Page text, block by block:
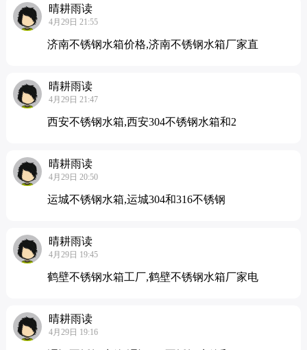
晴耕雨读
4月29日 21:55
济南不锈钢水箱价格,济南不锈钢水箱厂家直
晴耕雨读
4月29日 21:47
西安不锈钢水箱,西安304不锈钢水箱和2
晴耕雨读
4月29日 20:50
运城不锈钢水箱,运城304和316不锈钢
晴耕雨读
4月29日 19:45
鹤壁不锈钢水箱工厂,鹤壁不锈钢水箱厂家电
晴耕雨读
4月29日 19:16